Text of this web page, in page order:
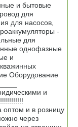
и бытовые
для
для насосов,
-
для
однофазные
и
Оборудование
и
оптом и в розницу
через